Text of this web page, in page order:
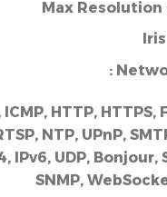
Max Resolution
ICMP, HTTP, HTTPS,
NTP, UPnP,
IPv6, UDP, Bonjour,
SNMP,